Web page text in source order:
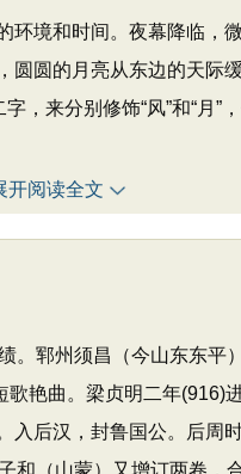
境和时间。夜幕降临，
圆圆的月亮从东边的天际
，来分别修饰“风”和“月
开阅读全文
。郓州须昌（今山东东平
艳曲。梁贞明二年(916)
入后汉，封鲁国公。后周
和（山蒙）又增订两卷，